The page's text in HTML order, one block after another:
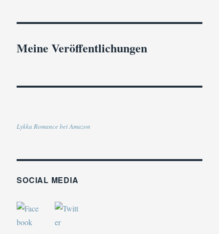
Meine Veröffentlichungen
Lykka Romance bei Amazon
SOCIAL MEDIA